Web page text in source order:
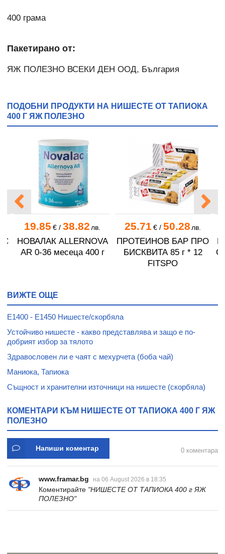
400 грама
Пакетирано от:
ЯЖ ПОЛЕЗНО ВСЕКИ ДЕН ООД, България
ПОДОБНИ ПРОДУКТИ НА НИШЕСТЕ ОТ ТАПИОКА
400 Г ЯЖ ПОЛЕЗНО
19.85 €/ 38.82 лв.
НОВАЛАК ALLERNOVA
AR 0-36 месеца 400 г
25.71 €/ 50.28 лв.
ПРОТЕИНОВ БАР ПРО
БИСКВИТА 85 г * 12
FITSPO
ВИЖТЕ ОЩЕ
E1400 - E1450 Нишесте/скорбяла
Устойчиво нишесте - какво представлява и защо е по-
добрият избор за тялoто
Здравословен ли е чаят с мехурчета (боба чай)
Маниока, Тапиока
Същност и хранителни източници на нишесте (скорбяла)
КОМЕНТАРИ КЪМ НИШЕСТЕ ОТ ТАПИОКА 400 Г ЯЖ
ПОЛЕЗНО
Напиши коментар 0 коментара
www.framar.bg на 06 August 2026 в 18:35
Коментирайте "НИШЕСТЕ ОТ ТАПИОКА 400 г ЯЖ
ПОЛЕЗНО"